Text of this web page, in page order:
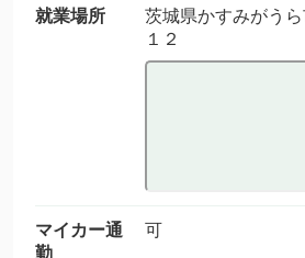
就業場所
茨城県かすみがう
１２
マイカー通
勤
可